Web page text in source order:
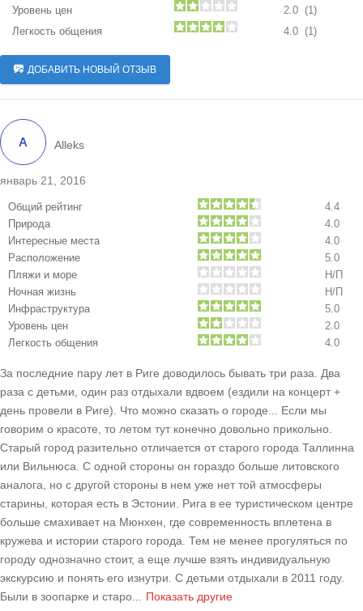
Уровень цен
2.0 (1)
Легкость общения
4.0 (1)
ДОБАВИТЬ НОВЫЙ ОТЗЫВ
январь 21, 2016
Общий рейтинг
4.4
Природа
4.0
Интересные места
4.0
Расположение
5.0
Пляжи и море
Н/П
Ночная жизнь
Н/П
Инфраструктура
5.0
Уровень цен
2.0
Легкость общения
4.0
За последние пару лет в Риге доводилось бывать три раза. Два
раза с детьми, один раз отдыхали вдвоем (ездили на концерт +
день провели в Риге). Что можно сказать о городе... Если мы
говорим о красоте, то летом тут конечно довольно прикольно.
Старый город разительно отличается от старого города Таллинна
или Вильнюса. С одной стороны он гораздо больше литовского
аналога, но с другой стороны в нем уже нет той атмосферы
старины, которая есть в Эстонии. Рига в ее туристическом центре
больше смахивает на Мюнхен, где современность вплетена в
кружева и истории старого города. Тем не менее прогуляться по
городу однозначно стоит, а еще лучше взять индивидуальную
экскурсию и понять его изнутри. С детьми отдыхали в 2011 году.
Были в зоопарке и старо... Показать другие
A Alleks